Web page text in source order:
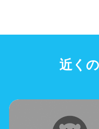
近く